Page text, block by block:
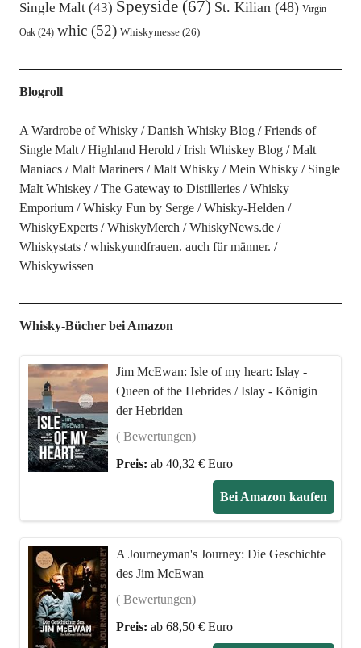
Single Malt(43) Speyside(67) St. Kilian(48) Virgin
Oak(24) whic(52) Whiskymesse(26)
Blogroll
A Wardrobe of Whisky Danish Whisky Blog
Friends of
Single Malt
Highland Herold Irish Whiskey Blog
Malt
Maniacs
Malt Mariners Malt Whisky Mein Whisky
Single
Malt Whiskey
The Gateway to Distilleries
Whisky
Emporium
Whisky Fun by Serge
Whisky-Helden
WhiskyExperts
WhiskyMerch
WhiskyNews.de
Whiskystats
whiskyundfrauen. auch für männer.
Whiskywissen
Whisky-Bücher bei Amazon
Jim McEwan: Isle of my heart: Islay -
Queen of the Hebrides / Islay - Königin
der Hebriden
( Bewertungen)
Preis: ab 40,32 € Euro
Bei Amazon kaufen
A Journeyman's Journey: Die Geschichte
des Jim McEwan
( Bewertungen)
Preis: ab 68,50 € Euro